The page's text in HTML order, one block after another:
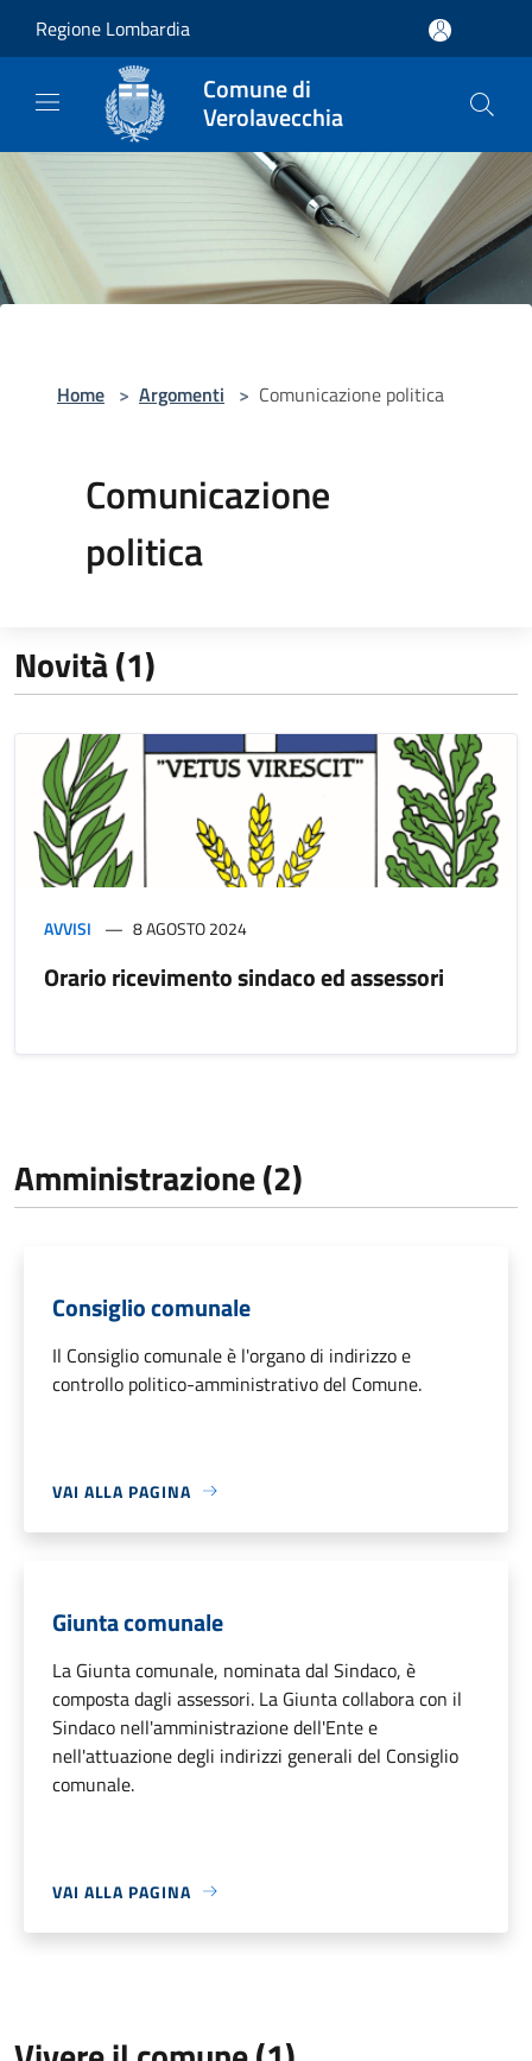
Regione Lombardia
Comune di
Verolavecchia
Home > Argomenti > Comunicazione politica
Comunicazione
politica
Novità (1)
AVVISI 8 AGOSTO 2024
Orario ricevimento sindaco ed assessori
Amministrazione (2)
Consiglio comunale
Il Consiglio comunale è l'organo di indirizzo e
controllo politico-amministrativo del Comune.
VAI ALLA PAGINA
Giunta comunale
La Giunta comunale, nominata dal Sindaco, è
composta dagli assessori. La Giunta collabora con il
Sindaco nell'amministrazione dell'Ente e
nell'attuazione degli indirizzi generali del Consiglio
comunale.
VAI ALLA PAGINA